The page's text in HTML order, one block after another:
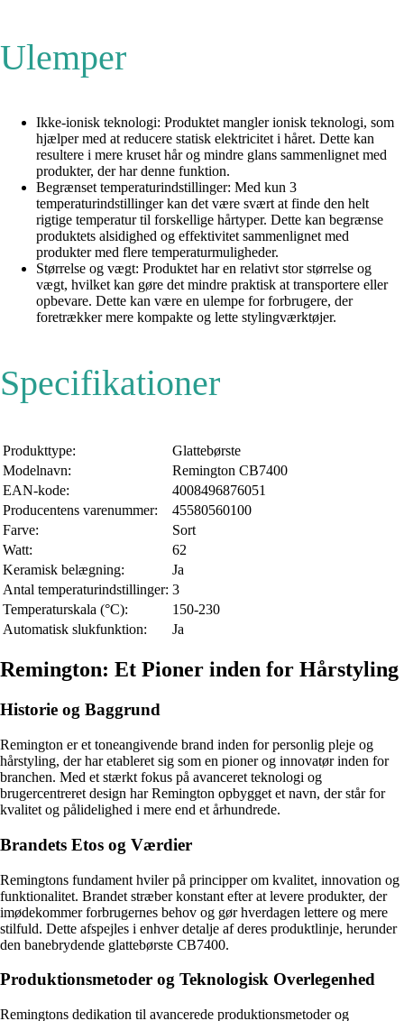
Ulemper
Ikke-ionisk teknologi: Produktet mangler ionisk teknologi, som
hjælper med at reducere statisk elektricitet i håret. Dette kan
resultere i mere kruset hår og mindre glans sammenlignet med
produkter, der har denne funktion.
Begrænset temperaturindstillinger: Med kun 3
temperaturindstillinger kan det være svært at finde den helt
rigtige temperatur til forskellige hårtyper. Dette kan begrænse
produktets alsidighed og effektivitet sammenlignet med
produkter med flere temperaturmuligheder.
Størrelse og vægt: Produktet har en relativt stor størrelse og
vægt, hvilket kan gøre det mindre praktisk at transportere eller
opbevare. Dette kan være en ulempe for forbrugere, der
foretrækker mere kompakte og lette stylingværktøjer.
Specifikationer
Produkttype:
Glattebørste
Modelnavn:
Remington CB7400
EAN-kode:
4008496876051
Producentens varenummer:
45580560100
Farve:
Sort
Watt:
62
Keramisk belægning:
Ja
Antal temperaturindstillinger: 3
Temperaturskala (°C):
150-230
Automatisk slukfunktion:
Ja
Remington: Et Pioner inden for Hårstyling
Historie og Baggrund
Remington er et toneangivende brand inden for personlig pleje og
hårstyling, der har etableret sig som en pioner og innovatør inden for
branchen. Med et stærkt fokus på avanceret teknologi og
brugercentreret design har Remington opbygget et navn, der står for
kvalitet og pålidelighed i mere end et århundrede.
Brandets Etos og Værdier
Remingtons fundament hviler på principper om kvalitet, innovation og
funktionalitet. Brandet stræber konstant efter at levere produkter, der
imødekommer forbrugernes behov og gør hverdagen lettere og mere
stilfuld. Dette afspejles i enhver detalje af deres produktlinje, herunder
den banebrydende glattebørste CB7400.
Produktionsmetoder og Teknologisk Overlegenhed
Remingtons dedikation til avancerede produktionsmetoder og